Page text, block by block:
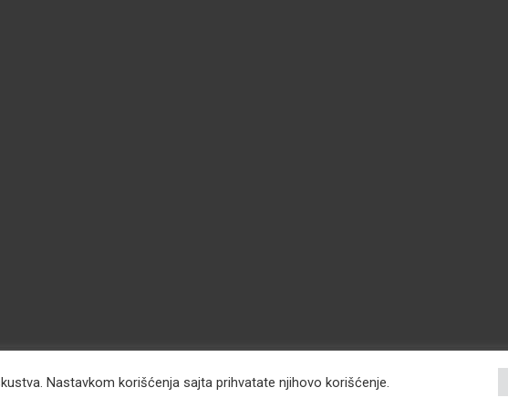
Nastavkom korišćenja sajta prihvatate njihovo korišćenje.